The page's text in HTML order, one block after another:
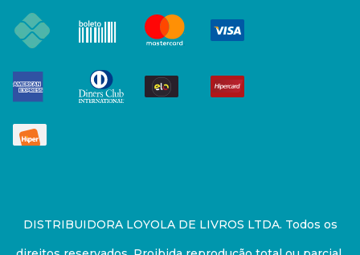
DISTRIBUIDORA LOYOLA DE LIVROS LTDA. Todos os